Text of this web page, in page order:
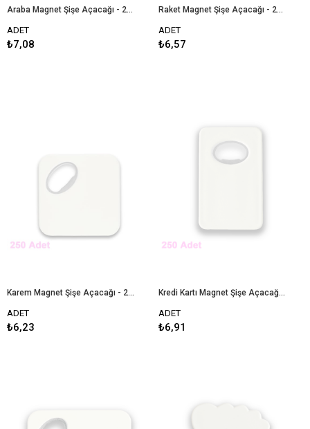
Araba Magnet Şişe Açacağı - 250 Adet
ADET
₺7,08
Raket Magnet Şişe Açacağı - 250 Adet
ADET
₺6,57
Karem Magnet Şişe Açacağı - 250 Adet
ADET
₺6,23
Kredi Kartı Magnet Şişe Açacağı - 250 Adet
ADET
₺6,91